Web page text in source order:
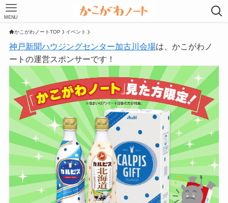
MENU
かこがわノートTOP イベント
神戸新聞ハウジングセンター加古川会場は、かこがわノ
ートの運営スポンサーです！